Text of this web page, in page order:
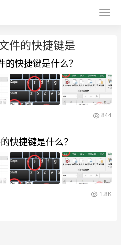
件的快捷键是
快捷键是什么？
844
快捷键是什么？
1.8K